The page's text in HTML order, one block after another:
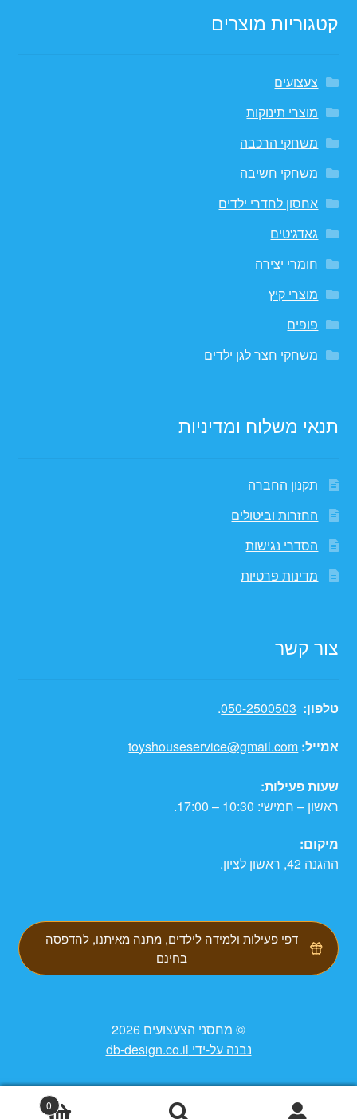
קטגוריות מוצרים
צעצועים
מוצרי תינוקות
משחקי הרכבה
משחקי חשיבה
אחסון לחדרי ילדים
גאדג'טים
חומרי יצירה
מוצרי קיץ
פופים
משחקי חצר לגן ילדים
תנאי משלוח ומדיניות
תקנון החברה
החזרות וביטולים
הסדרי נגישות
מדינות פרטיות
צור קשר
טלפון: 050-2500503
.
אמייל: toyshouseservice@gmail.com
שעות פעילות:
ראשון – חמישי: 10:30 – 17:00.
מיקום:
ההגנה 42, ראשון לציון.
דפי פעילות ולמידה לילדים, מתנה מאיתנו, להדפסה
בחינם
© מחסני הצעצועים 2026
נבנה על-ידי db-design.co.il
0